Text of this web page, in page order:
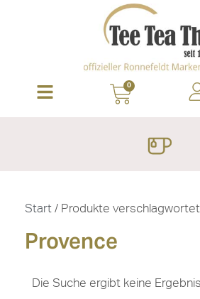
0
Start / Produkte verschlagwortet
Provence
Die Suche ergibt keine